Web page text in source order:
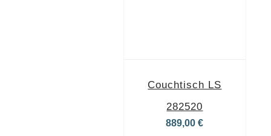
Couchtisch LS
282520
889,00€